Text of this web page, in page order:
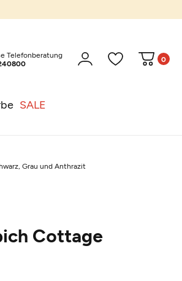
SALE
Telefonberatung
0
Grau und Anthrazit
Cottage